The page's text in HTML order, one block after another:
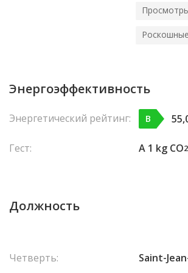
Энергоэффективность
Энергетический рейтинг: B
Гест: A 1 kg CO2
Должность
Четверть: Saint-